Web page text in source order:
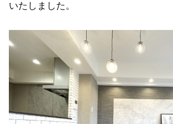
いたしました。